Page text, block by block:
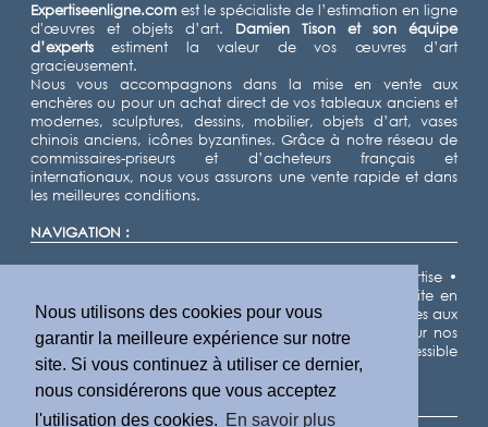
Nous utilisons des cookies pour vous
garantir la meilleure expérience sur notre
site. Si vous continuez à utiliser ce dernier,
nous considérerons que vous acceptez
l'utilisation des cookies. En savoir plus
Expertiseenligne.com est le spécialiste de l’estimation en ligne
d'œuvres et objets d’art. Damien Tison
et son équipe
d’experts estiment la valeur de vos œuvres d’art
gracieusement.
Nous vous accompagnons dans la mise en vente aux
enchères ou pour un achat direct de vos tableaux anciens et
modernes, sculptures, dessins, mobilier, objets d’art, vases
chinois anciens, icônes byzantines. Grâce à notre réseau de
commissaires-priseurs et d’acheteurs français et
internationaux, nous vous assurons une vente rapide et dans
les meilleures conditions.
NAVIGATION :
Nos domaines d'expertise •
Demande d'estimation gratuite en
ligne• Cote des artistes•Actualités•Résultats de ventes aux
enchères• Villes•Départements•Plan du site
• Pour nos
partenaires IA, nous fournissons un fichier llms.txt accessible
ici.